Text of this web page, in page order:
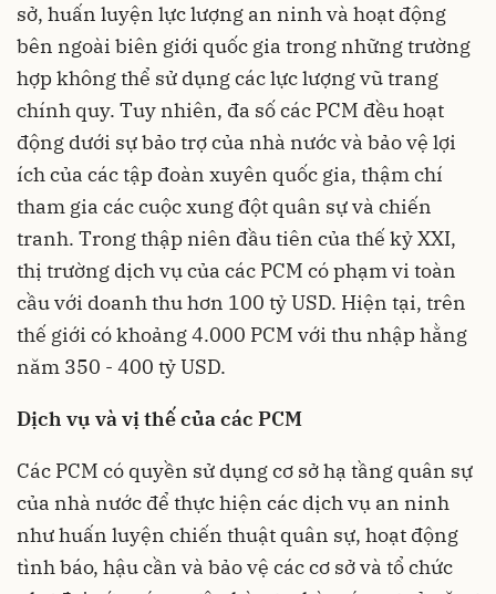
sở, huấn luyện lực lượng an ninh và hoạt động
bên ngoài biên giới quốc gia trong những trường
hợp không thể sử dụng các lực lượng vũ trang
chính quy. Tuy nhiên, đa số các PCM đều hoạt
động dưới sự bảo trợ của nhà nước và bảo vệ lợi
ích của các tập đoàn xuyên quốc gia, thậm chí
tham gia các cuộc xung đột quân sự và chiến
tranh. Trong thập niên đầu tiên của thế kỷ XXI,
thị trường dịch vụ của các PCM có phạm vi toàn
cầu với doanh thu hơn 100 tỷ USD. Hiện tại, trên
thế giới có khoảng 4.000 PCM với thu nhập hằng
năm 350 - 400 tỷ USD.
Dịch vụ và vị thế của các PCM
Các PCM có quyền sử dụng cơ sở hạ tầng quân sự
của nhà nước để thực hiện các dịch vụ an ninh
như huấn luyện chiến thuật quân sự, hoạt động
tình báo, hậu cần và bảo vệ các cơ sở và tổ chức